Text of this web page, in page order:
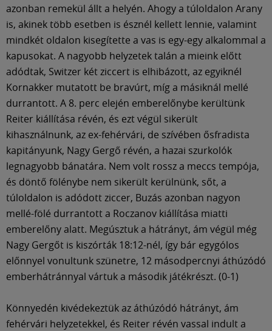
azonban remekül állt a helyén. Ahogy a túloldalon Arany
is, akinek több esetben is észnél kellett lennie, valamint
mindkét oldalon kisegítette a vas is egy-egy alkalommal a
kapusokat. A nagyobb helyzetek talán a mieink előtt
adódtak, Switzer két ziccert is elhibázott, az egyiknél
Kornakker mutatott be bravúrt, míg a másiknál mellé
durrantott. A 8. perc elején emberelőnybe kerültünk
Reiter kiállítása révén, és ezt végül sikerült
kihasználnunk, az ex-fehérvári, de szívében ősfradista
kapitányunk, Nagy Gergő révén, a hazai szurkolók
legnagyobb bánatára. Nem volt rossz a meccs tempója,
és döntő fölénybe nem sikerült kerülnünk, sőt, a
túloldalon is adódott ziccer, Buzás azonban nagyon
mellé-fölé durrantott a Roczanov kiállítása miatti
emberelőny alatt. Megúsztuk a hátrányt, ám végül még
Nagy Gergőt is kiszórták 18:12-nél, így bár egygólos
előnnyel vonultunk szünetre, 12 másodpercnyi áthúzódó
emberhátránnyal vártuk a második játékrészt. (0-1)
Könnyedén kivédekeztük az áthúzódó hátrányt, ám
fehérvári helyzetekkel, és Reiter révén vassal indult a